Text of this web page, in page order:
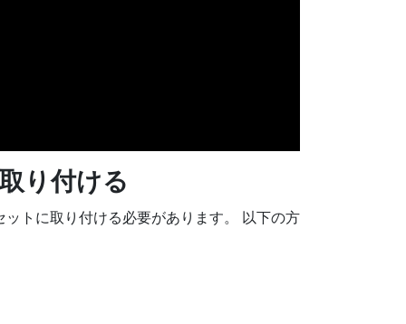
り付ける
トに取り付ける必要があります。 以下の方